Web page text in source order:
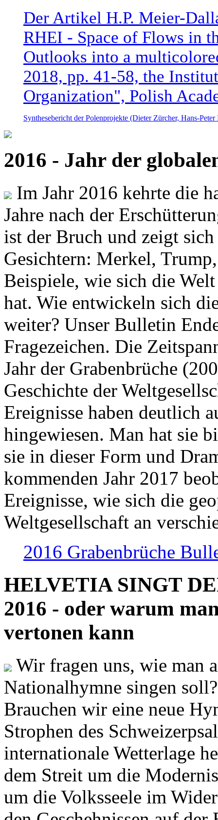
Der Artikel H.P. Meier-
RHEI - Space of Flows in
Outlooks into a
2018, pp. 41-58, the
Organization", Polish
Synthesebericht der Polenprojekte (Dieter Zürcher, Hans-
2016 - Jahr der
Im Jahr 2016 kehrte die
Jahre nach der
ist der Bruch und zeigt
Gesichtern: Merkel,
Beispiele, wie sich die
hat. Wie entwickeln sich
weiter? Unser Bulletin
Fragezeichen. Die
Jahr der Grabenbrüche
Geschichte der
Ereignisse haben deutlich
hingewiesen. Man hat sie
sie in dieser Form und
kommenden Jahr 2017
Ereignisse, wie sich die
Weltgesellschaft an
2016 Grabenbrüche
HELVETIA SINGT
2016 - oder warum
vertonen kann
Wir fragen uns, wie man
Nationalhymne singen
Brauchen wir eine neue
Strophen des
internationale Wetterlage
dem Streit um die
um die Volksseele im